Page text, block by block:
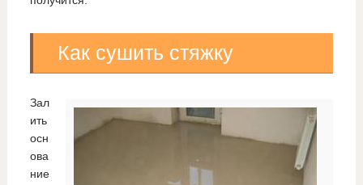
Как сушить стяжку
Зал
ить
осн
ова
ние